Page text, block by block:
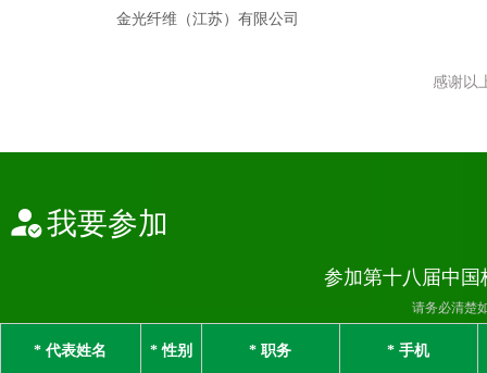
兰溪市盛盈智能科技有限公司
赛蓓贸易(上海)有限公司
山东银鹰化纤有限公司
上海考优特实业有限公司
感谢以
我要参加
参加第十八届中国
请务必清楚
* 代表姓名 * 性别 * 职务 * 手机